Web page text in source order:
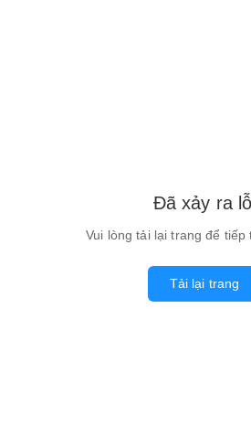
Đã xảy ra
Vui lòng tải lại trang để tiếp
Tải lại trang